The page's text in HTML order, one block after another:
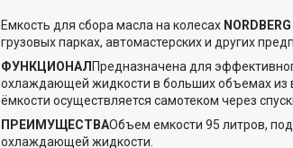
Емкость для сбора масла на колесах
грузовых парках, автомастерских и других
ФУНКЦИОНАЛПредназначена для
охлаждающей жидкости в больших объемах из
ёмкости осуществляется самотеком через
ПРЕИМУЩЕСТВАОбъем емкости 95 литров,
охлаждающей жидкости.